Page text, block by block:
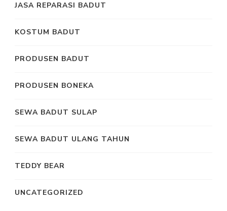
JASA REPARASI BADUT
KOSTUM BADUT
PRODUSEN BADUT
PRODUSEN BONEKA
SEWA BADUT SULAP
SEWA BADUT ULANG TAHUN
TEDDY BEAR
UNCATEGORIZED